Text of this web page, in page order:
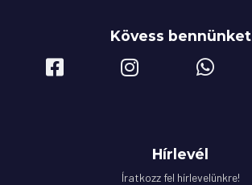
Kövess bennünket
Hírlevél
Íratkozz fel hírlevelünkre!